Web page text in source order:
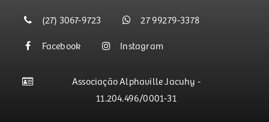
(27) 3067-9723 27 99279-3378
Facebook Instagram
Associação Alphaville Jacuhy -
11.204.496/0001-31